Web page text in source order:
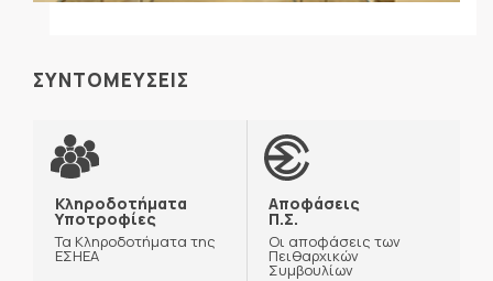
ΣΥΝΤΟΜΕΥΣΕΙΣ
Κληροδοτήματα
Υποτροφίες
Τα Κληροδοτήματα της
ΕΣΗΕΑ
Αποφάσεις
Π.Σ.
Οι αποφάσεις των
Πειθαρχικών
Συμβουλίων